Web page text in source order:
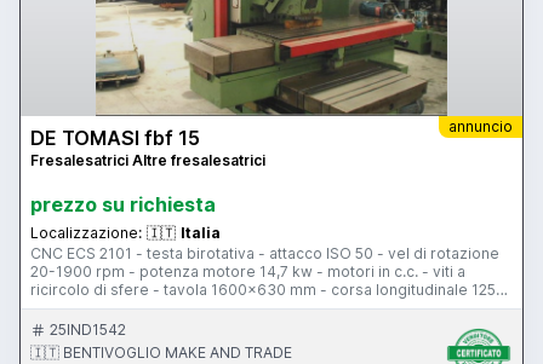
annuncio
DE TOMASI fbf 15
Fresalesatrici Altre fresalesatrici
prezzo su richiesta
Localizzazione: 🇮🇹 Italia
CNC ECS 2101 - testa birotativa - attacco ISO 50 - vel di rotazione
20-1900 rpm - potenza motore 14,7 kw - motori in c.c. - viti a
ricircolo di sfere - tavola 1600x630 mm - corsa longitudinale 1250
mm - corsa trasversale 700 mm - corsa verticale 1000 mm -
pensile di comando - peso 6500 kg
25IND1542
🇮🇹 BENTIVOGLIO MAKE AND TRADE